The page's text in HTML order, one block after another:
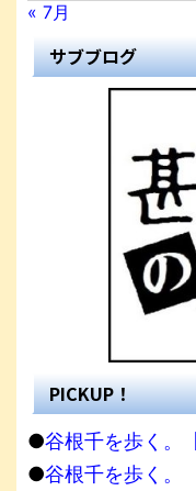
« 7月
サブブログ
PICKUP！
●谷根千を歩く。
●谷根千を歩く。